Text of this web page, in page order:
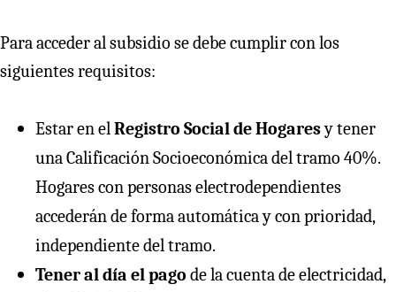
Para acceder al subsidio se debe cumplir con los
siguientes requisitos:
Estar en elRegistro Social de Hogaresy tener
una Calificación Socioeconómica del tramo 40%.
Hogares con personas electrodependientes
accederán de forma automática y con prioridad,
independiente del tramo.
Tener al día el pago de la cuenta de electricidad,